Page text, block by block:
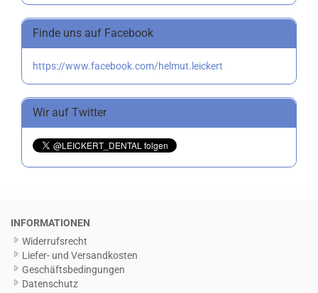
Finde uns auf Facebook
https://www.facebook.com/helmut.leickert
Wir auf Twitter
INFORMATIONEN
Widerrufsrecht
Liefer- und Versandkosten
Geschäftsbedingungen
Datenschutz